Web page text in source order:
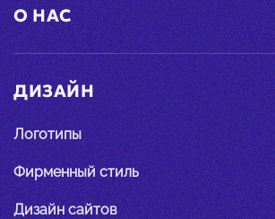
О НАС
ДИЗАЙН
Логотипы
Фирменный стиль
Дизайн сайтов